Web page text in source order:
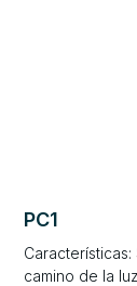
PC1
camino de la